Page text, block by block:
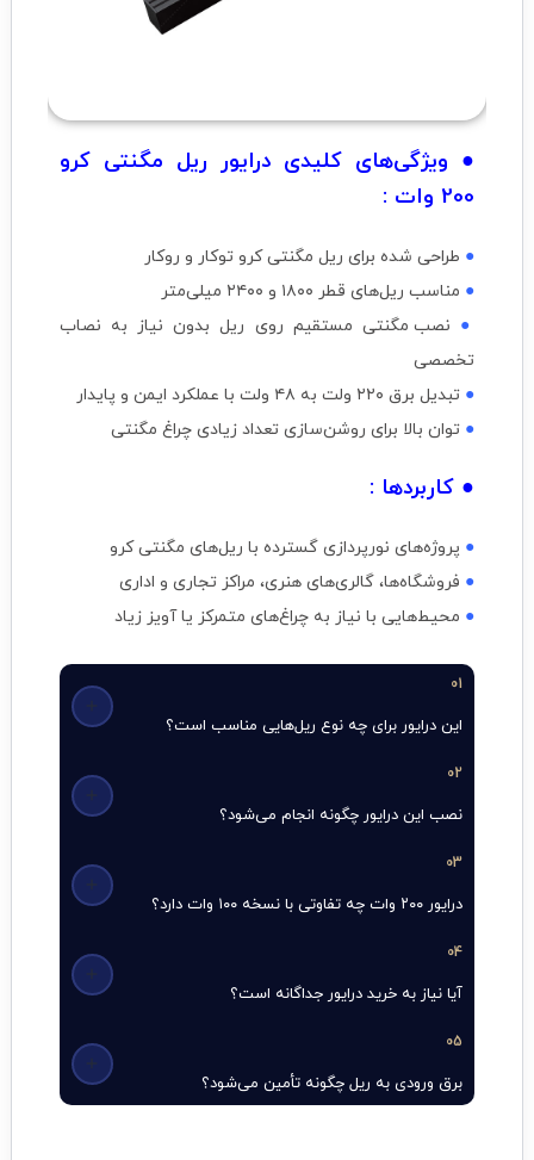
● ویژگی‌های کلیدی درایور ریل مگنتی کرو
200 وات :
● طراحی شده برای ریل مگنتی کرو توکار و روکار
● مناسب ریل‌های قطر ۱۸۰۰ و ۲۴۰۰ میلی‌متر
● نصب مگنتی مستقیم روی ریل بدون نیاز به نصاب
تخصصی
● تبدیل برق ۲۲۰ ولت به ۴۸ ولت با عملکرد ایمن و پایدار
● توان بالا برای روشن‌سازی تعداد زیادی چراغ مگنتی
● کاربردها :
● پروژه‌های نورپردازی گسترده با ریل‌های مگنتی کرو
● فروشگاه‌ها، گالری‌های هنری، مراکز تجاری و اداری
● محیط‌هایی با نیاز به چراغ‌های متمرکز یا آویز زیاد
01
این درایور برای چه نوع ریل‌هایی مناسب است؟
02
نصب این درایور چگونه انجام می‌شود؟
03
درایور ۲۰۰ وات چه تفاوتی با نسخه ۱۰۰ وات دارد؟
04
آیا نیاز به خرید درایور جداگانه است؟
05
برق ورودی به ریل چگونه تأمین می‌شود؟